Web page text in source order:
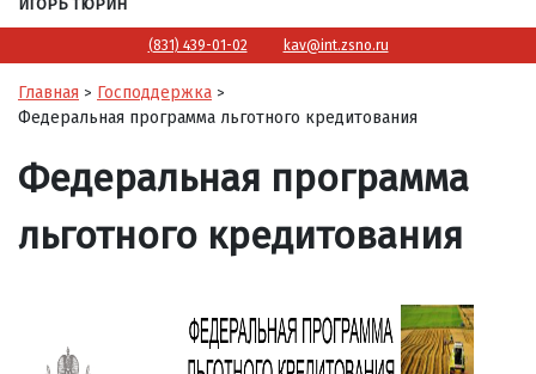
ИГОРЬ ТЮРИН
(831) 439-01-02 kav@int.zsno.ru
Главная > Господдержка >
Федеральная программа льготного кредитования
Федеральная программа
льготного кредитования